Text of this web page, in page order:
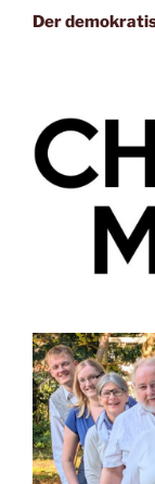
Beitrag
Der